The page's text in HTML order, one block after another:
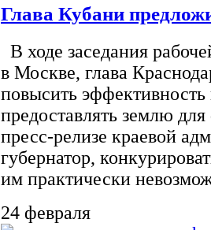
Глава Кубани
В ходе заседания
в Москве, глава
повысить эффективность
предоставлять землю
пресс-релизе краевой
губернатор,
им практически
24 февраля